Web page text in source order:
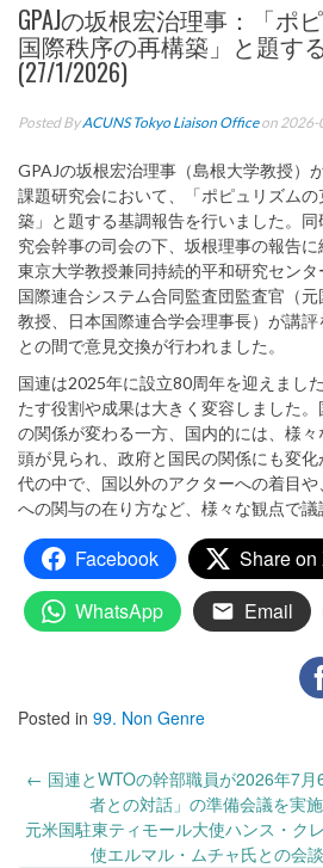
GPAJの坂根宏治理事：「ポ
国際秩序の再構築」と題す
(27/1/2026)
Posted ByACUNS Tokyo Liaison Officeon 2026-
GPAJの坂根宏治理事（島根大学教授）
課題研究会において、「ポピュリズム
築」と題する基調報告を行いました。
究会幹事の司会の下、坂根理事の報告
東京大学教授兼同持続的平和研究セン
国際連合システム合同監査団監査官（
教授、日本国際連合学会理事長）が講
との間で意見交換が行われました。
国連は2025年に設立80周年を迎えまし
たす役割や成果は大きく変容しました
の関係が変わる一方、国内的には、様
頭が見られ、政府と国民の関係にも変
代の中で、国以外のアクターへの着目
への関与の在り方など、様々な観点で議
Facebook Share on
WhatsApp
Email
Posted in 99. Non Genre
Post
navigation
← 国連とWTOの幹部職員が2026年7
者との対話」の準備会議を実
元米国駐東ティモール大使ハンス・ク
使エルマル・ムチャ氏との会